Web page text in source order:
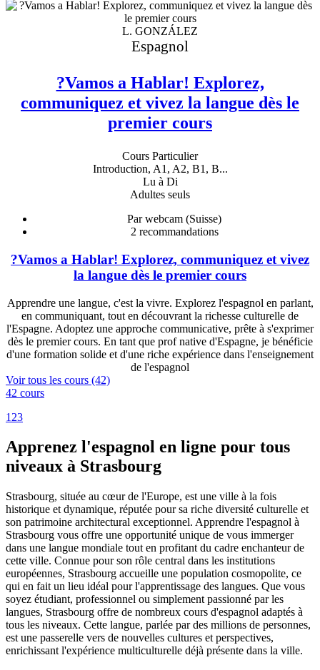
L. GONZÁLEZ
Espagnol
?Vamos a Hablar! Explorez,
communiquez et vivez la langue dès le
premier cours
Cours Particulier
Introduction, A1, A2, B1, B...
Lu à Di
Adultes seuls
Par webcam (Suisse)
2 recommandations
?Vamos a Hablar! Explorez, communiquez et vivez
la langue dès le premier cours
Apprendre une langue, c'est la vivre. Explorez l'espagnol en parlant,
en communiquant, tout en découvrant la richesse culturelle de
l'Espagne. Adoptez une approche communicative, prête à s'exprimer
dès le premier cours. En tant que prof native d'Espagne, je bénéficie
d'une formation solide et d'une riche expérience dans l'enseignement
de l'espagnol
Voir tous les cours (42)
42 cours
1 23
Apprenez l'espagnol en ligne pour tous
niveaux à Strasbourg
Strasbourg, située au cœur de l'Europe, est une ville à la fois
historique et dynamique, réputée pour sa riche diversité culturelle et
son patrimoine architectural exceptionnel. Apprendre l'espagnol à
Strasbourg vous offre une opportunité unique de vous immerger
dans une langue mondiale tout en profitant du cadre enchanteur de
cette ville. Connue pour son rôle central dans les institutions
européennes, Strasbourg accueille une population cosmopolite, ce
qui en fait un lieu idéal pour l'apprentissage des langues. Que vous
soyez étudiant, professionnel ou simplement passionné par les
langues, Strasbourg offre de nombreux cours d'espagnol adaptés à
tous les niveaux. Cette langue, parlée par des millions de personnes,
est une passerelle vers de nouvelles cultures et perspectives,
enrichissant l'expérience multiculturelle déjà présente dans la ville.